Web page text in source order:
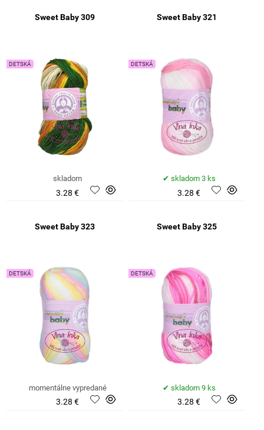
Sweet Baby 309
DETSKÁ
skladom
3.28 €
Sweet Baby 321
DETSKÁ
skladom 3 ks
3.28 €
Sweet Baby 323
DETSKÁ
momentálne vypredané
3.28 €
Sweet Baby 325
DETSKÁ
skladom 9 ks
3.28 €